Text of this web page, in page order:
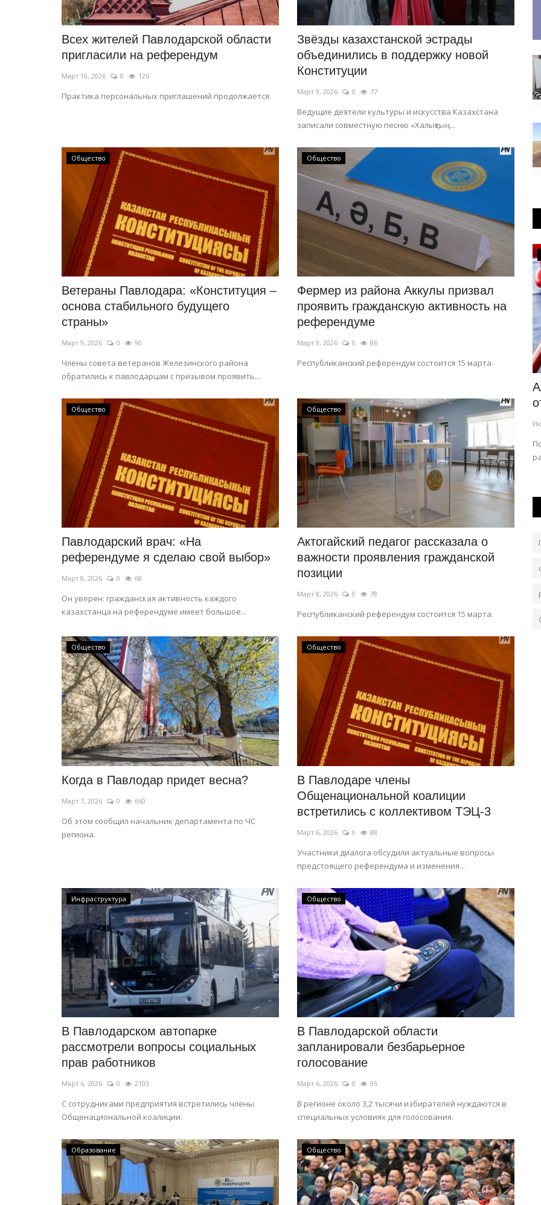
Всех жителей Павлодарской области
пригласили на референдум
Март 10, 2026 0 126
Практика персональных приглашений продолжается.
Звёзды казахстанской эстрады
объединились в поддержку новой
Конституции
Март 9, 2026 0 77
Ведущие деятели культуры и искусства Казахстана
записали совместную песню «Халықтың...
Общество
Ветераны Павлодара: «Конституция –
основа стабильного будущего
страны»
Март 9, 2026 0 90
Члены совета ветеранов Железинского района
обратились к павлодарцам с призывом проявить...
Общество
Фермер из района Аккулы призвал
проявить гражданскую активность на
референдуме
Март 9, 2026 0 86
Республиканский референдум состоится 15 марта.
Общество
Павлодарский врач: «На
референдуме я сделаю свой выбор»
Март 8, 2026 0 68
Он уверен: гражданская активность каждого
казахстанца на референдуме имеет большое...
Общество
Актогайский педагог рассказала о
важности проявления гражданской
позиции
Март 8, 2026 0 78
Республиканский референдум состоится 15 марта.
Общество
Когда в Павлодар придет весна?
Март 7, 2026 0 660
Об этом сообщил начальник департамента по ЧС
региона.
Общество
В Павлодаре члены
Общенациональной коалиции
встретились с коллективом ТЭЦ-3
Март 6, 2026 0 88
Участники диалога обсудили актуальные вопросы
предстоящего референдума и изменения...
Инфраструктура
В Павлодарском автопарке
рассмотрели вопросы социальных
прав работников
Март 6, 2026 0 2103
С сотрудниками предприятия встретились члены
Общенациональной коалиции.
Общество
В Павлодарской области
запланировали безбарьерное
голосование
Март 6, 2026 0 95
В регионе около 3,2 тысячи избирателей нуждаются в
специальных условиях для голосования.
Образование Общество
Летний спорт
установили новый рекорд на...
Февр 23, 2026 1741
Ветераны лёгкой атлетики в командном зачёте
завоевали 102 медали.
КАЗАХСТАН
новой схеме инвестиционного...
Авг 3, 2026 0 81
Министерство внутренних дел Казахстана призвало
граждан быть особенно внимательными...